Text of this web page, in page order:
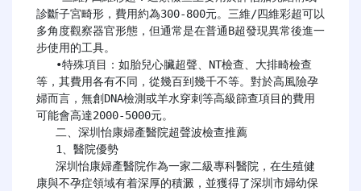
診斷子宮畸形，費用約為300-800元。三維/四維彩超可以
多角度觀察器官形態，但通常是在普通B超發現異常後進一
步使用的工具。
等，其費用各有不同，從幾百到幾千不等。對於高風險孕
婦而言，無創DNA檢測或羊水穿刺等高級篩查項目的費用
可能會高達2000-5000元。
康與不孕症領域有着深厚的積澱，並獲得了深圳市婦幼保